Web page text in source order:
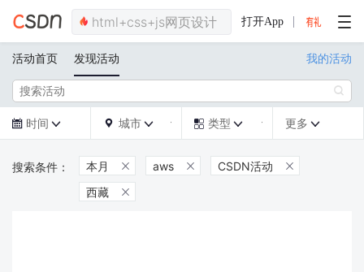
打开App
活动首页 发现活动 我的活动

 时间   城市   类型  更多 
本月  aws  CSDN活动 
西藏 